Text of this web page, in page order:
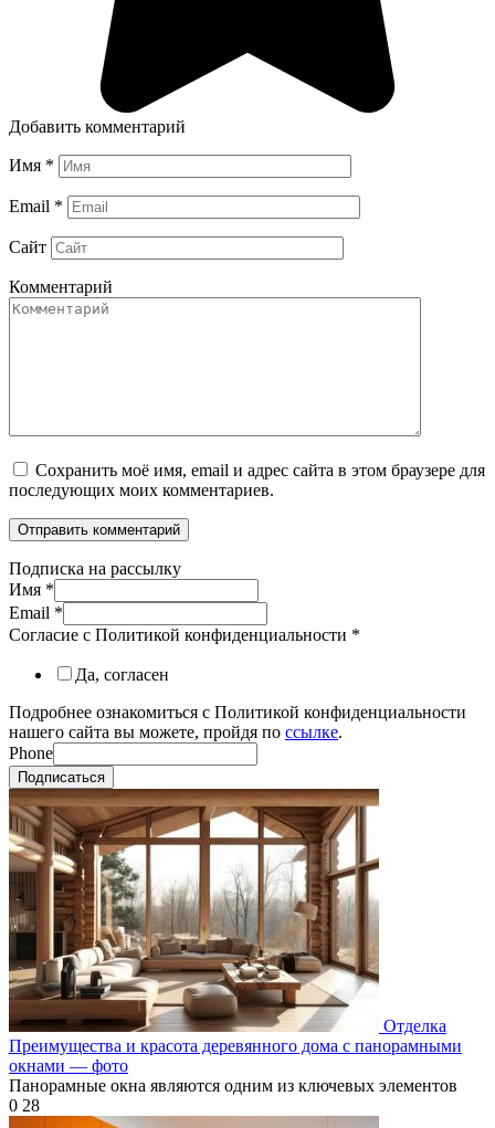
Добавить комментарий
Имя *
Email *
Сайт
Комментарий
Сохранить моё имя, email и адрес сайта в этом браузере для
последующих моих комментариев.
Подписка на рассылку
Имя *
Email *
Согласие с Политикой конфиденциальности *
Да, согласен
Подробнее ознакомиться с Политикой конфиденциальности
нашего сайта вы можете, пройдя по ссылке.
Phone
Подписаться
Отделка
Преимущества и красота деревянного дома с панорамными
окнами — фото
Панорамные окна являются одним из ключевых элементов
0 28